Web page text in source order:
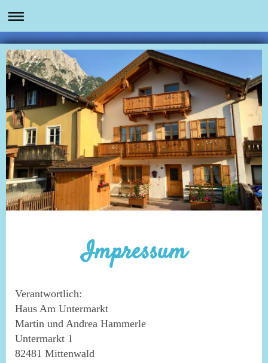
Impressum
Verantwortlich:
Haus Am Untermarkt
Martin und Andrea Hammerle
Untermarkt 1
82481 Mittenwald